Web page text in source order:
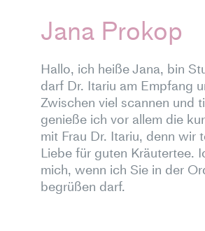
Jana Prokop
Hallo, ich heiße Jana, bin
darf Dr. Itariu am Empfang
Zwischen viel scannen und
genieße ich vor allem die
mit Frau Dr. Itariu, denn wir
Liebe für guten Kräutertee.
mich, wenn ich Sie in der
begrüßen darf.